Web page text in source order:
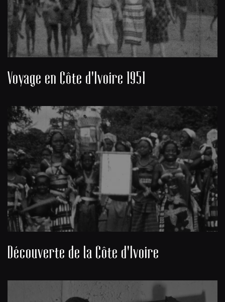
Voyage en Côte d'Ivoire 1951
Découverte de la Côte d'Ivoire